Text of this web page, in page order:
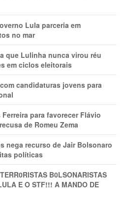
Lula parceria em
no mar
que Lulinha nunca virou réu
em ciclos eleitorais
candidaturas jovens para
para favorecer Flávio
de Romeu Zema
nega recurso de Jair Bolsonaro
políticas
B0LSONARlSTAS
E O STF!!! A MANDO DE